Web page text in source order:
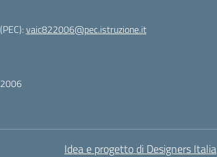
vaic822006@pec.istruzione.it
Idea e progetto di Designers Italia